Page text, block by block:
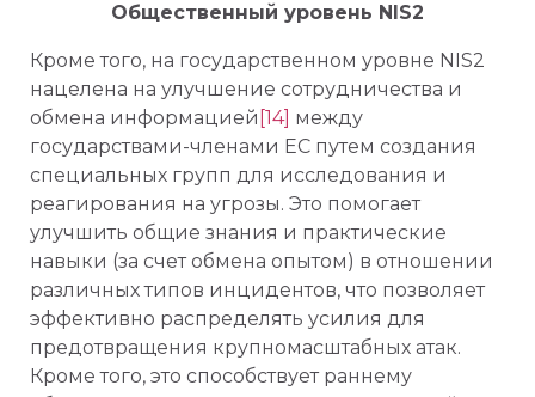
Общественный уровень NIS2
Кроме того, на государственном уровне NIS2
нацелена на улучшение сотрудничества и
обмена информацией [14] между
государствами-членами ЕС путем создания
специальных групп для исследования и
реагирования на угрозы. Это помогает
улучшить общие знания и практические
навыки (за счет обмена опытом) в отношении
различных типов инцидентов, что позволяет
эффективно распределять усилия для
предотвращения крупномасштабных атак.
Кроме того, это способствует раннему